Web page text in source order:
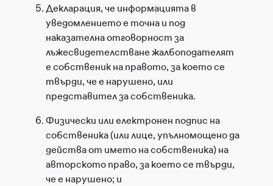
Декларация, че информацията в
уведомлението е точна и под
наказателна отговорност за
лъжесвидетелстване жалбоподателят
е собственик на правото, за което се
твърди, че е нарушено, или
представител за собственика.
Физически или електронен подпис на
собственика (или лице, упълномощено да
действа от името на собственика) на
авторското право, за което се твърди,
че е нарушено; и